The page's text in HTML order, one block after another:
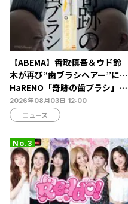
【ABEMA】香取慎吾＆ウド鈴
木が再び“歯ブラシヘアー”に…
HaRENO「奇跡の歯ブラシ」新
TVCMの放映開始
2026年08月03日 12:00
ニュース